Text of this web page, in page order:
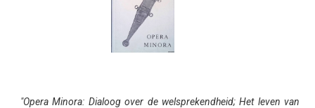
"Opera Minora: Dialoog over de welsprekendheid; Het leven van